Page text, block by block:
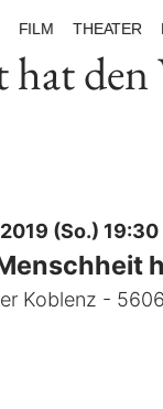
FILM THEATER
den
(So.) 19:30
Koblenz -